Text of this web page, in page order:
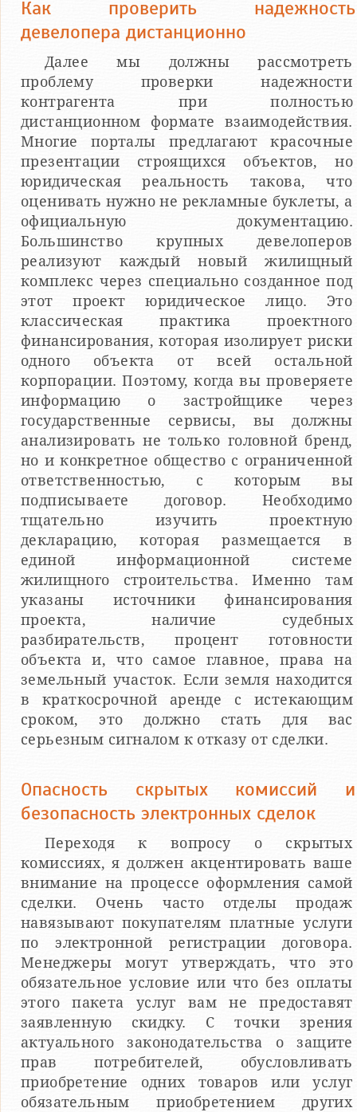
Как проверить надежность
девелопера дистанционно
Далее мы должны рассмотреть
проблему проверки надежности
контрагента при полностью
дистанционном формате взаимодействия.
Многие порталы предлагают красочные
презентации строящихся объектов, но
юридическая реальность такова, что
оценивать нужно не рекламные буклеты, а
официальную документацию.
Большинство крупных девелоперов
реализуют каждый новый жилищный
комплекс через специально созданное под
этот проект юридическое лицо. Это
классическая практика проектного
финансирования, которая изолирует риски
одного объекта от всей остальной
корпорации. Поэтому, когда вы проверяете
информацию о застройщике через
государственные сервисы, вы должны
анализировать не только головной бренд,
но и конкретное общество с ограниченной
ответственностью, с которым вы
подписываете договор. Необходимо
тщательно изучить проектную
декларацию, которая размещается в
единой информационной системе
жилищного строительства. Именно там
указаны источники финансирования
проекта, наличие судебных
разбирательств, процент готовности
объекта и, что самое главное, права на
земельный участок. Если земля находится
в краткосрочной аренде с истекающим
сроком, это должно стать для вас
серьезным сигналом к отказу от сделки.
Опасность скрытых комиссий и
безопасность электронных сделок
Переходя к вопросу о скрытых
комиссиях, я должен акцентировать ваше
внимание на процессе оформления самой
сделки. Очень часто отделы продаж
навязывают покупателям платные услуги
по электронной регистрации договора.
Менеджеры могут утверждать, что это
обязательное условие или что без оплаты
этого пакета услуг вам не предоставят
заявленную скидку. С точки зрения
актуального законодательства о защите
прав потребителей, обусловливать
приобретение одних товаров или услуг
обязательным приобретением других